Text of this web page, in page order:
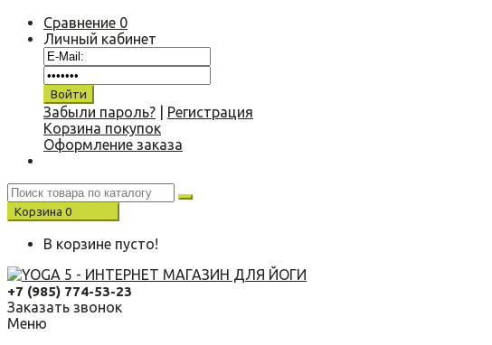
Сравнение 0
Личный кабинет
Забыли пароль?
Регистрация
Корзина покупок
Оформление заказа
Корзина 0
В корзине пусто!
+7 (985) 774-53-23
Заказать звонок
Меню